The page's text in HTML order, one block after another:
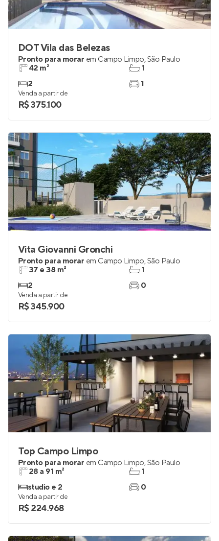
DOT Vila das Belezas
Pronto para morar em Campo Limpo,São Paulo
42 m²
2
1
1
Venda a partir de
R$ 375.100
Vita Giovanni Gronchi
Pronto para morar em Campo Limpo,São Paulo
37 e 38 m²
2
1
0
Venda a partir de
R$ 345.900
Top Campo Limpo
Pronto para morar em Campo Limpo,São Paulo
28 a 91 m²
studio e 2
1
0
Venda a partir de
R$ 224.968